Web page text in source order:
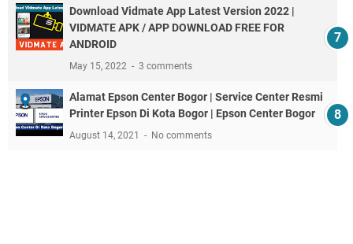
Download Vidmate App Latest Version 2022 |
VIDMATE APK / APP DOWNLOAD FREE FOR
ANDROID
May 15, 2022 3 comments
Alamat Epson Center Bogor | Service Center Resmi
Printer Epson Di Kota Bogor | Epson Center Bogor
August 14, 2021 No comments